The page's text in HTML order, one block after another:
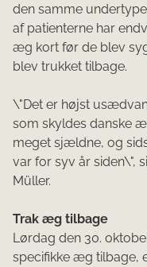
den samme
af patienterne har
æg kort før de blev
blev trukket tilbage.
\"Det er højst
som skyldes danske
meget sjældne, og
var for syv år siden\",
Müller.
Trak æg tilbage
Lørdag den 30.
specifikke æg tilbage,